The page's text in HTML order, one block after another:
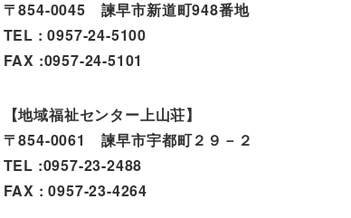
〒854-0045 諫早市新道町948番地
TEL : 0957-24-5100
FAX :0957-24-5101
【地域福祉センター上山荘】
〒854-0061 諫早市宇都町２９－２
TEL :0957-23-2488
FAX : 0957-23-4264